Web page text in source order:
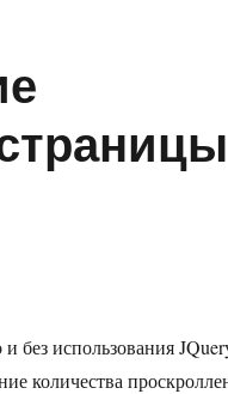
без использования
количества